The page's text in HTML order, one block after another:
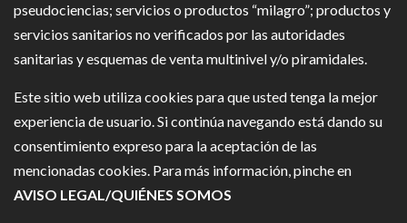
pseudociencias; servicios o productos “milagro”; productos y
servicios sanitarios no verificados por las autoridades
sanitarias y esquemas de venta multinivel y/o piramidales.
Este sitio web utiliza cookies para que usted tenga la mejor
experiencia de usuario. Si continúa navegando está dando su
consentimiento expreso para la aceptación de las
mencionadas cookies. Para más información, pinche en
AVISO LEGAL/QUIÉNES SOMOS